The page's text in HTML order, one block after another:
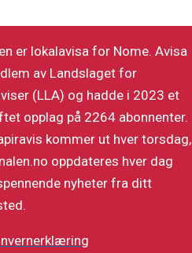
er lokalavisa for Nome. Avisa
av Landslaget for
(LLA) og hadde i 2023 et
opplag på 2264 abonnenter.
kommer ut hver torsdag,
oppdateres hver dag
nyheter fra ditt